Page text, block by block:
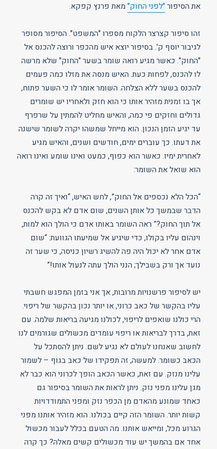
את הסיפור"לפני החוק"מאת פרנץ קפקא.
זהו סיפור קצרצר הלקוח מספרו "המשפט". הסיפור מסופר
לגיבור יוסף ק'. בסיפור יוצא איש מהכפר ורוצה להכנס אל
"החוק". כאשר מגיע רואה שומר בשער "החוק" שלא מרשה
לו להכנס, לפחות כעת. האיש מנסה את מזלו כמה פעמים
להכנס בשער ללא הצלחה. השומר אומר לו כי השער פתוח,
אך בו זמנית מזהיר אותו כי הוא חזק ולאחריו יש שומרים
גדולים וחזקים פי כמה, והאיש מחליט להמתין על שרפרף
עד יגיע הזמן הנכון. הוא מייחל שמשהו יקרה לשומר שישנה
את דעתו. כך עוברים ימים, חודשים ושנים, והאיש מגיע
לאחרית ימיו. כאשר הוא כפוף, כמעט ואינו שומע ואינו רואה
הוא שואל את השומר:
“הכל הלא נכספים אל החוק”, לחש האיש, “ואיך זה קרה
הדבר שבמשך כל אותן השנים, שום אדם לא בקש להכנס
אל תוך החוק?” ראה השומר באותו אדם כי הולך הוא למות,
וינהום עליו בקולו, כדי שיגיע אל שמיעתו הגוועת: “שום
אדם אחר לא יכול היה פה להשיג רשיון כניסה, כי שער זה
נועד אך ורק בשבילך; הנני הולך עתה לנעול אותו!”
יש לסיפור פרשנויות מרובות, אך אני בזמן המפגש חשבתי
עליו בהקשר של כאב כרוני, או יותר נכון בהקשר של ריפוי.
הרי כולנו שואפים לריפוי, לכולנו מגיעה בריאות שלמה. עם
זאת, בדרך לבריאות או ריפוי עומדים מכשולים שגורמים לנו
לחשוב שאנחנו לעולם לא נגיע לשם. ניתן להסתכל על
הכאב כשומר. למעשה, זה תפקידו של כאב בגוף – לשמור
עלינו מנזק. עם זאת, כאשר הכאב הופך לכרוני הוא כבר לא
מגן עלינו מפני נזק. ניתן לראות את השומר בסיפור גם
כאחד שמונע מהאדם מן הכפר נזק ומפני התמודדויות
קשות יותר. השומר הזה קיים בכולנו. הוא מזהיר אותנו מפני
הגרוע מכל, ומייאש אותנו. מה הטעם בכלל לעבור מכשול
אחד אם בהמשך יש עוד מכשולים קשים מאלה? כך קרה